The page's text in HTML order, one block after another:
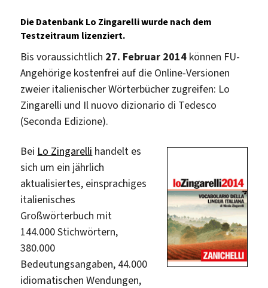
Die Datenbank Lo Zingarelli wurde nach dem
Testzeitraum lizenziert.
Bis voraussichtlich 27. Februar 2014 können FU-
Angehörige kostenfrei auf die Online-Versionen
zweier italienischer Wörterbücher zugreifen: Lo
Zingarelli und Il nuovo dizionario di Tedesco
(Seconda Edizione).
Bei Lo Zingarelli handelt es
sich um ein jährlich
aktualisiertes, einsprachiges
italienisches
Großwörterbuch mit
144.000 Stichwörtern,
380.000
Bedeutungsangaben, 44.000
idiomatischen Wendungen,